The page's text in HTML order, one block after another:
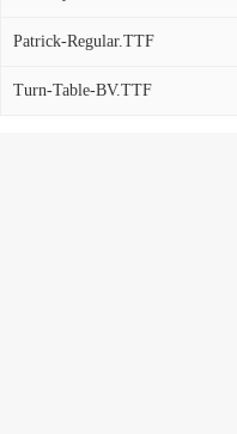
Patrick-Regular.TTF
Turn-Table-BV.TTF